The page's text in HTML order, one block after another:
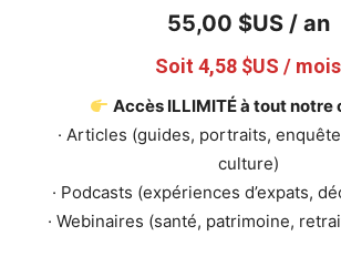
55,00 $US / an
Soit 4,58 $US / mois
Accès ILLIMITÉ à tout notre
· Articles (guides, portraits,
culture)
· Podcasts (expériences d’expats,
· Webinaires (santé, patrimoine,